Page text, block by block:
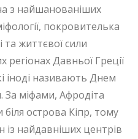
з найшанованіших
покровителька
та життєвої сили
регіонах Давньої Греції
іноді називають Днем
За міфами, Афродіта
біля острова Кіпр, тому
найдавніших центрів